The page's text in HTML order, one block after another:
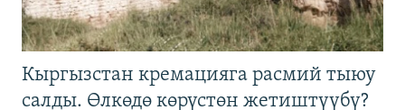
Кыргызстан кремацияга расмий тыюу
салды. Өлкөдө көрүстөн жетиштүүбү?